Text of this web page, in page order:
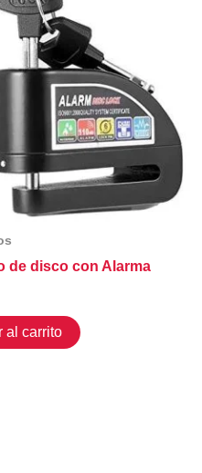
de disco con Alarma
al carrito